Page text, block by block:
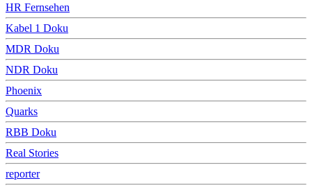
HR Fernsehen
Kabel 1 Doku
MDR Doku
NDR Doku
Phoenix
Quarks
RBB Doku
Real Stories
reporter